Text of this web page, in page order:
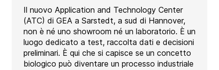
Il nuovo Application and Technology Center
(ATC) di GEA a Sarstedt, a sud di Hannover,
non è né uno showroom né un laboratorio. È un
luogo dedicato a test, raccolta dati e decisioni
preliminari. È qui che si capisce se un concetto
biologico può diventare un processo industriale